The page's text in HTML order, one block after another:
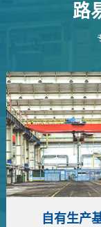
路
自有生产